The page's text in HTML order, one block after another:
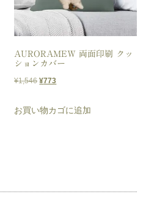
AURORAMEW 両面印刷 クッ
ションカバー
¥1,546元
価
し
¥773現
の
で
お買い物カゴに追加